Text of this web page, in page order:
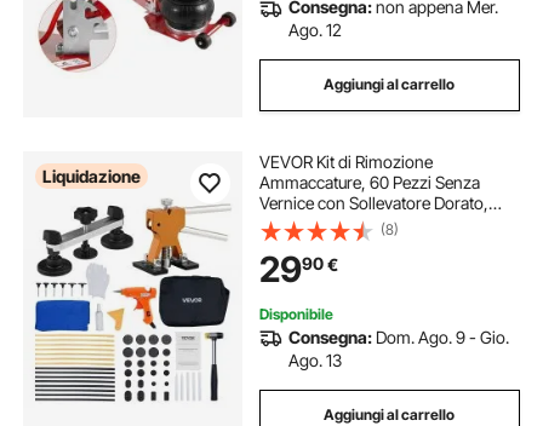
Consegna:non appena Mer.
Ago. 12
Aggiungi al carrello
Liquidazione
VEVOR Kit di Rimozione
Ammaccature, 60 Pezzi Senza
Vernice con Sollevatore Dorato,
Estrattore di Ponti, Martello di
Gomma, Pistola per Colla,
Riparazione dei Danni di Porte di
Frigoriferi Auto
(8)
2990€
Disponibile
Consegna: Dom. Ago. 9 - Gio.
Ago. 13
Aggiungi al carrello